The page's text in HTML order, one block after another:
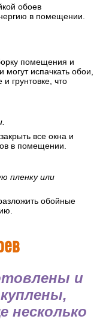
обоев
в помещении.
помещения и
могут испачкать обои,
грунтовке, что
все окна и
в помещении.
пленку или
обойные
и
несколько